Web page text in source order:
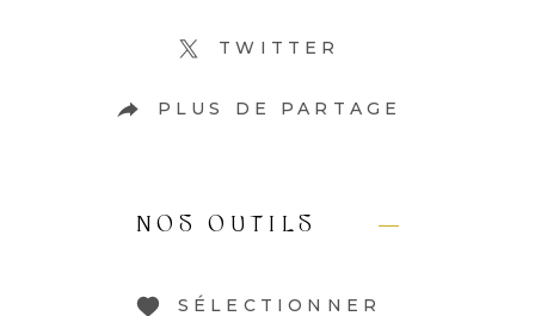
TWITTER
PLUS DE PARTAGE
NOS OUTILS
SÉLECTIONNER